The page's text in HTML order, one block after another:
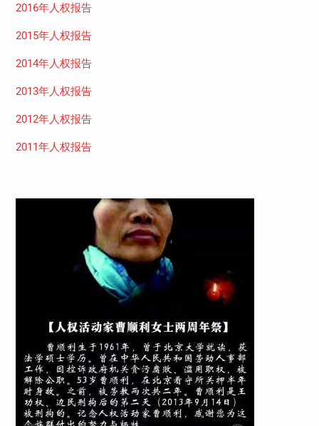
2016年人权报告
2015年人权报告
2014年人权报告
2013年人权报告
2012年人权报告
2011年人权报告